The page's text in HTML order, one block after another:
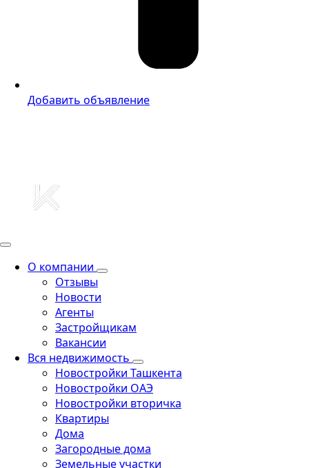
Добавить объявление
О компании
Отзывы
Новости
Агенты
Застройщикам
Вакансии
Вся недвижимость
Новостройки Ташкента
Новостройки ОАЭ
Новостройки вторичка
Квартиры
Дома
Загородные дома
Земельные участки